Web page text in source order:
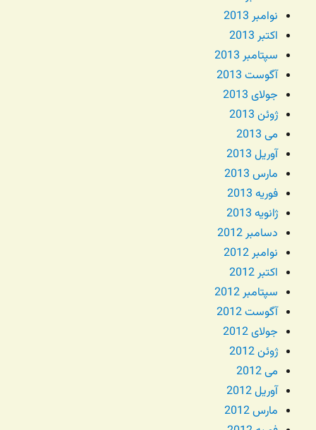
نوامبر 2013
اکتبر 2013
سپتامبر 2013
آگوست 2013
جولای 2013
ژوئن 2013
می 2013
آوریل 2013
مارس 2013
فوریه 2013
ژانویه 2013
دسامبر 2012
نوامبر 2012
اکتبر 2012
سپتامبر 2012
آگوست 2012
جولای 2012
ژوئن 2012
می 2012
آوریل 2012
مارس 2012